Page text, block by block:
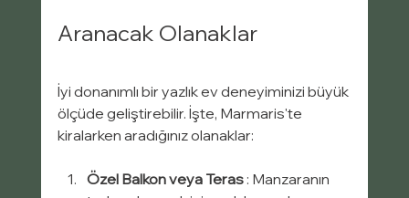
Aranacak Olanaklar
İyi donanımlı bir yazlık ev deneyiminizi büyük
ölçüde geliştirebilir. İşte, Marmaris'te
kiralarken aradığınız olanaklar:
Özel Balkon veya Teras : Manzaranın